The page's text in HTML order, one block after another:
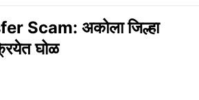
Scam: अकोला जिल्हा
घोळ